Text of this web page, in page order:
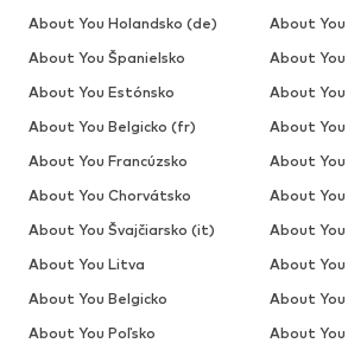
About You Holandsko (de)
About
About You Španielsko
About
About You Estónsko
About You
About You Belgicko (fr)
About
About You Francúzsko
About You
About You Chorvátsko
About
About You Švajčiarsko (it)
About You
About You Litva
About
About You Belgicko
About You
About You Poľsko
About